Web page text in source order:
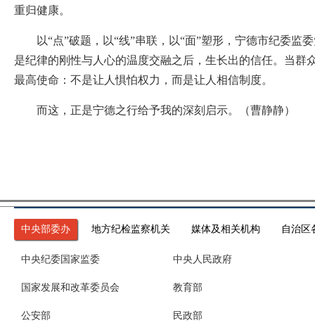
重归健康。
以“点”破题，以“线”串联，以“面”塑形，宁德市纪委监
是纪律的刚性与人心的温度交融之后，生长出的信任。当
最高使命：不是让人惧怕权力，而是让人相信制度。
而这，正是宁德之行给予我的深刻启示。（曹静静）
中央部委办 地方纪检监察机关 媒体及相关机构 自治区
中央纪委国家监委 中央人民政府
国家发展和改革委员会 教育部
公安部 民政部